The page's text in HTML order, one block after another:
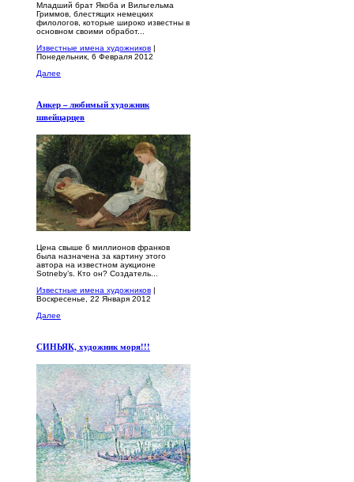
Младший брат Якоба и Вильгельма
Гриммов, блестящих немецких
филологов, которые широко известны в
основном своими обработ...
Известные имена художников |
Понедельник, 6 Февраля 2012
Далее
Анкер – любимый художник
швейцарцев
Цена свыше 6 миллионов франков
была назначена за картину этого
автора на известном аукционе
Sotneby’s. Кто он? Создатель...
Известные имена художников |
Воскресенье, 22 Января 2012
Далее
СИНЬЯК, художник моря!!!